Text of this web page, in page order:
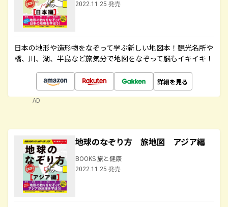
2022.11.25 発売
日本の地形や造形物をなぞって学ぶ新しい地図本！観光名所や
橋、川、湖、半島など旅気分で地図をなぞって脳もイキイキ！
詳細を見る
AD
地球のなぞり方 旅地図 アジア編
BOOKS 旅と健康
2022.11.25 発売